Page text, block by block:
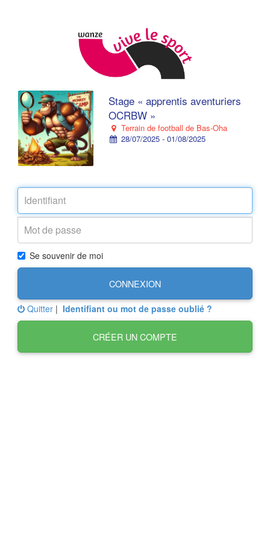
Stage « apprentis aventuriers
OCRBW »
Terrain de football de Bas-Oha
28/07/2025 - 01/08/2025
Se souvenir de moi
CONNEXION
Quitter | Identifiant ou mot de passe oublié ?
CRÉER UN COMPTE